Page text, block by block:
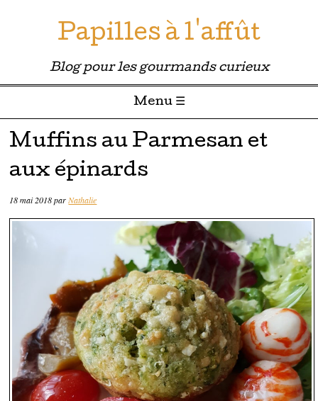
Papilles à l'affût
Blog pour les gourmands curieux
Menu ☰
Passer directement au contenu
Muffins au Parmesan et
aux épinards
18 mai 2018parNathalie